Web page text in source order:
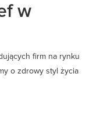
w
firm na rynku
o zdrowy styl życia